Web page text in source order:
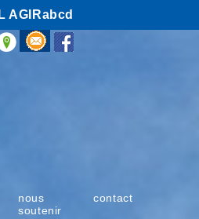
AGIRabcd
nous
soutenir
contact